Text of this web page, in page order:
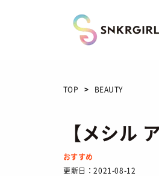
TOP BEAUTY
【メシル
おすすめ
更新日：2021-08-12